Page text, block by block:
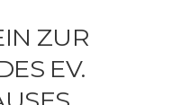
ZUR
EV.